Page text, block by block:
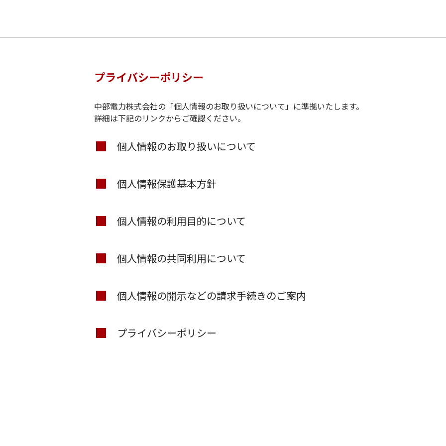
プライバシーポリシー
中部電力株式会社の「個人情報のお取り扱いについて」に準拠いたします。
詳細は下記のリンクからご確認ください。
個人情報のお取り扱いについて
個人情報保護基本方針
個人情報の利用目的について
個人情報の共同利用について
個人情報の開示などの請求手続きのご案内
プライバシーポリシー